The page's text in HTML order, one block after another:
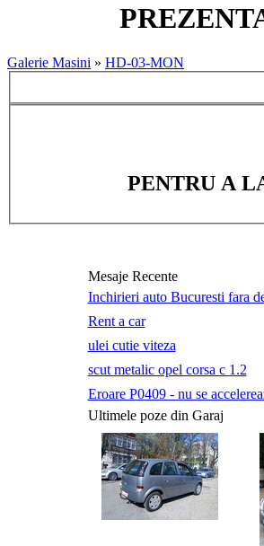
Galerie Masini » HD-03-MON
PENTRU A
Mesaje Recente
Inchirieri auto Bucuresti fara
Rent a car
ulei cutie viteza
scut metalic opel corsa c 1.2
Eroare P0409 - nu se
Ultimele poze din Garaj